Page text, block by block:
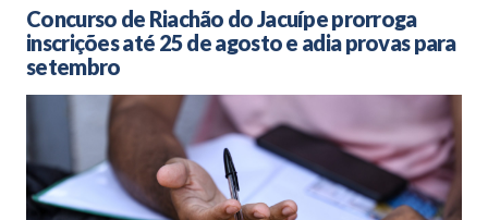
Concurso de Riachão do Jacuípe prorroga
inscrições até 25 de agosto e adia provas para
setembro